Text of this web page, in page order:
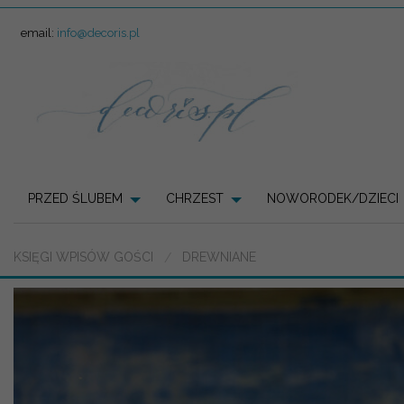
email: info@decoris.pl
PRZED ŚLUBEM CHRZEST NOWORODEK/DZIECI
KSIĘGI WPISÓW GOŚCI DREWNIANE